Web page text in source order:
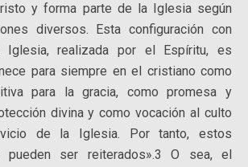
y forma parte de la Iglesia según
diversos. Esta configuración con
realizada por el Espíritu, es
para siempre en el cristiano como
para la gracia, como promesa y
divina y como vocación al culto
de la Iglesia. Por tanto, estos
pueden ser reiterados».3 O sea, el